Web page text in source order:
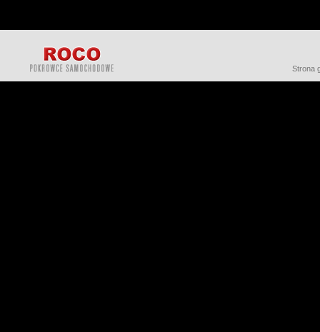
Strona